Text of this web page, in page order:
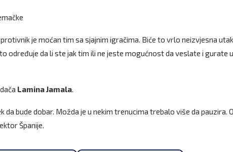
je moćan tim sa sjajnim igračima. Biće to vrlo neizvjesna
određuje da li ste jak tim ili ne jeste mogućnost da veslate i gurate
Lamina Jamala.
da bude dobar. Možda je u nekim trenucima trebalo više da pauzira.
Španije.